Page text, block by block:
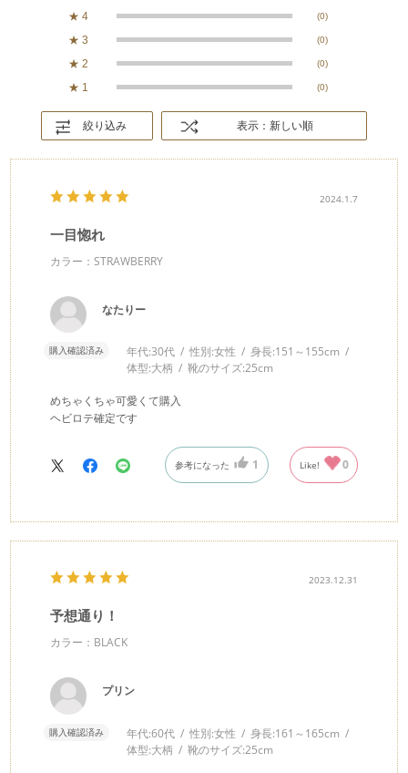
★ 4 (0)
★ 3 (0)
★ 2 (0)
★ 1 (0)
絞り込み 表示：新しい順
2024.1.7
一目惚れ
カラー：STRAWBERRY
なたりー
購入確認済み 年代:30代 性別:女性 身長:151～155cm
体型:大柄 靴のサイズ:25cm
めちゃくちゃ可愛くて購入
ヘビロテ確定です
参考になった 1 Like! 0
2023.12.31
予想通り！
カラー：BLACK
プリン
購入確認済み 年代:60代 性別:女性 身長:161～165cm
体型:大柄 靴のサイズ:25cm